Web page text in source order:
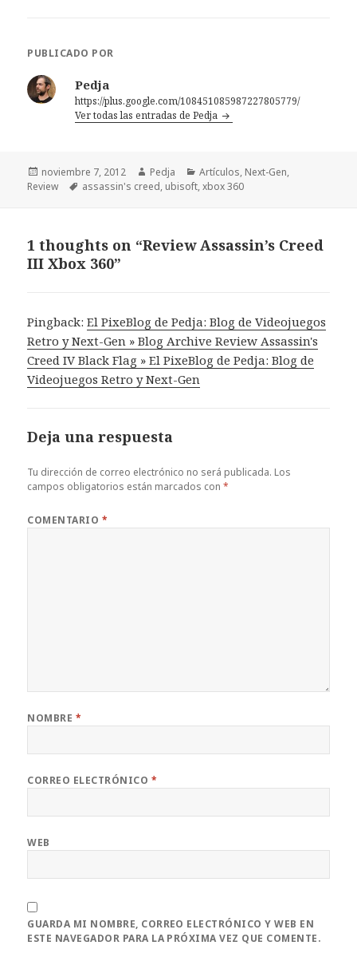
PUBLICADO POR
Pedja
https://plus.google.com/108451085987227805779/
Ver todas las entradas de Pedja
Publicado
el
noviembre 7, 2012 Autor
Pedja Categorías
Artículos, Next-Gen,
Review
Etiquetas
assassin's creed, ubisoft,xbox 360
1 thoughts on “Review Assassin’s Creed
III Xbox 360”
Pingback:El PixeBlog de Pedja: Blog de Videojuegos
Retro y Next-Gen » Blog Archive Review Assassin's
Creed IV Black Flag » El PixeBlog de Pedja: Blog de
Videojuegos Retro y Next-Gen
Deja una respuesta
Tu dirección de correo electrónico no será publicada. Los
campos obligatorios están marcados con*
COMENTARIO *
NOMBRE *
CORREO ELECTRÓNICO *
WEB
GUARDA MI NOMBRE, CORREO ELECTRÓNICO Y WEB EN
ESTE NAVEGADOR PARA LA PRÓXIMA VEZ QUE COMENTE.